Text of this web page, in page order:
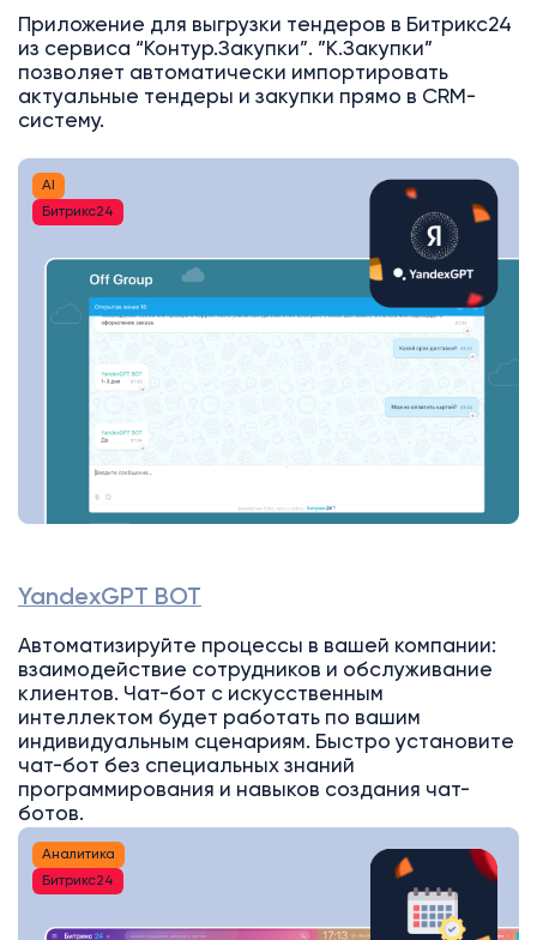
Приложение для выгрузки тендеров в Битрикс24
из сервиса “Контур.Закупки”. ”К.Закупки”
позволяет автоматически импортировать
актуальные тендеры и закупки прямо в CRM-
систему.
AI
Битрикс24
YandexGPT BOT
Автоматизируйте процессы в вашей компании:
взаимодействие сотрудников и обслуживание
клиентов. Чат-бот с искусственным
интеллектом будет работать по вашим
индивидуальным сценариям. Быстро установите
чат-бот без специальных знаний
программирования и навыков создания чат-
ботов.
Аналитика
Битрикс24